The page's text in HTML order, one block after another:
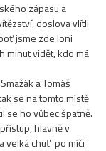
zápasu a
doslova vlítli
jsme zde loni
minut vidět, kdo má
a Tomáš
se na tomto místě
se ho vůbec špatně.
hlavně v
velká chuť po míči